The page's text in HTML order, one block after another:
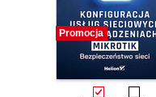
Promocja